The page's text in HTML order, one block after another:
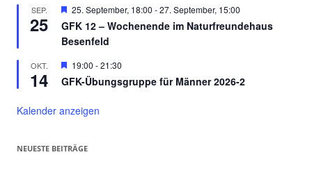
SEP.
25
Hervorgehoben
25. September, 18:00 -27. September, 15:00
GFK 12 – Wochenende im Naturfreundehaus
Besenfeld
OKT.
14
Hervorgehoben
19:00 -21:30
GFK-Übungsgruppe für Männer 2026-2
Kalender anzeigen
NEUESTE BEITRÄGE